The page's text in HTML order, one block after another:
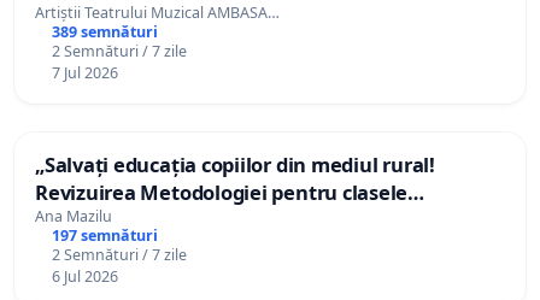
Artiștii Teatrului Muzical AMBASA…
389 semnături
2 Semnături / 7 zile
7 Jul 2026
„Salvați educația copiilor din mediul rural!
Revizuirea Metodologiei pentru clasele
simultane!”
Ana Mazilu
197 semnături
2 Semnături / 7 zile
6 Jul 2026